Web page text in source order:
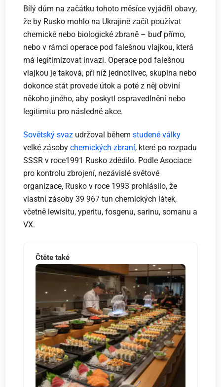
Bílý dům na začátku tohoto měsíce vyjádřil obavy,
že by Rusko mohlo na Ukrajině začít používat
chemické nebo biologické zbraně – buď přímo,
nebo v rámci operace pod falešnou vlajkou, která
má legitimizovat invazi. Operace pod falešnou
vlajkou je taková, při níž jednotlivec, skupina nebo
dokonce stát provede útok a poté z něj obviní
někoho jiného, aby poskytl ospravedlnění nebo
legitimitu pro následné akce.
Sovětský svaz udržoval běhemstudené války
velké zásobychemických zbraní, které po rozpadu
SSSR v roce1991 Rusko zdědilo. Podle Asociace
pro kontrolu zbrojení, nezávislé světové
organizace, Rusko v roce 1993 prohlásilo, že
vlastní zásoby 39 967 tun chemických látek,
včetně lewisitu, yperitu, fosgenu, sarinu, somanu a
VX.
Čtěte také